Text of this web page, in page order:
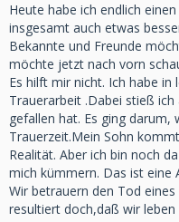
Heute habe ich endlich
insgesamt auch etwas
Bekannte und Freunde
möchte jetzt nach vorn
Es hilft mir nicht. Ich habe
Trauerarbeit .Dabei stieß
gefallen hat. Es ging
Trauerzeit.Mein Sohn
Realität. Aber ich bin noch
mich kümmern. Das ist eine
Wir betrauern den Tod
resultiert doch,daß wir